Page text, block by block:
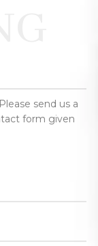
send us a
form given